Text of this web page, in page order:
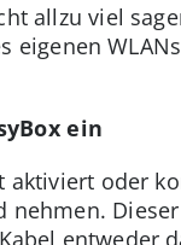
allzu viel
ein
aktiviert oder
nehmen.
entweder